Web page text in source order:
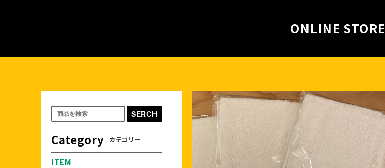
ONLINE STORE
SERCH
Category カテゴリー
ITEM